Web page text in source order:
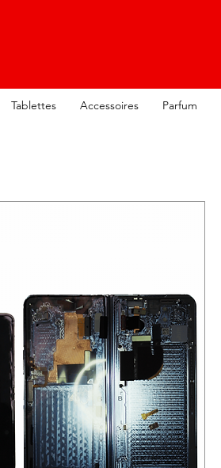
Tablettes Accessoires Parfum